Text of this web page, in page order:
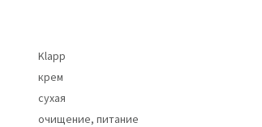
Klapp
крем
сухая
очищение, питание